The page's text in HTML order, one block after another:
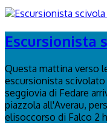
Escursionista
Questa mattina verso
escursionista scivolato
seggiovia di Fedare
piazzola all'Averau,
elisoccorso di Falco 2